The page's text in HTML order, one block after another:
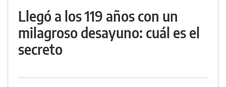
Llegó a los 119 años con un
milagroso desayuno: cuál es el
secreto